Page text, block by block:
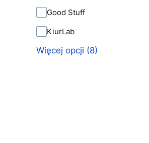
Good Stuff
KiurLab
Więcej opcji (8)